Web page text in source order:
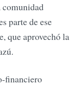
comunidad
parte de ese
que aprovechó la
financiero